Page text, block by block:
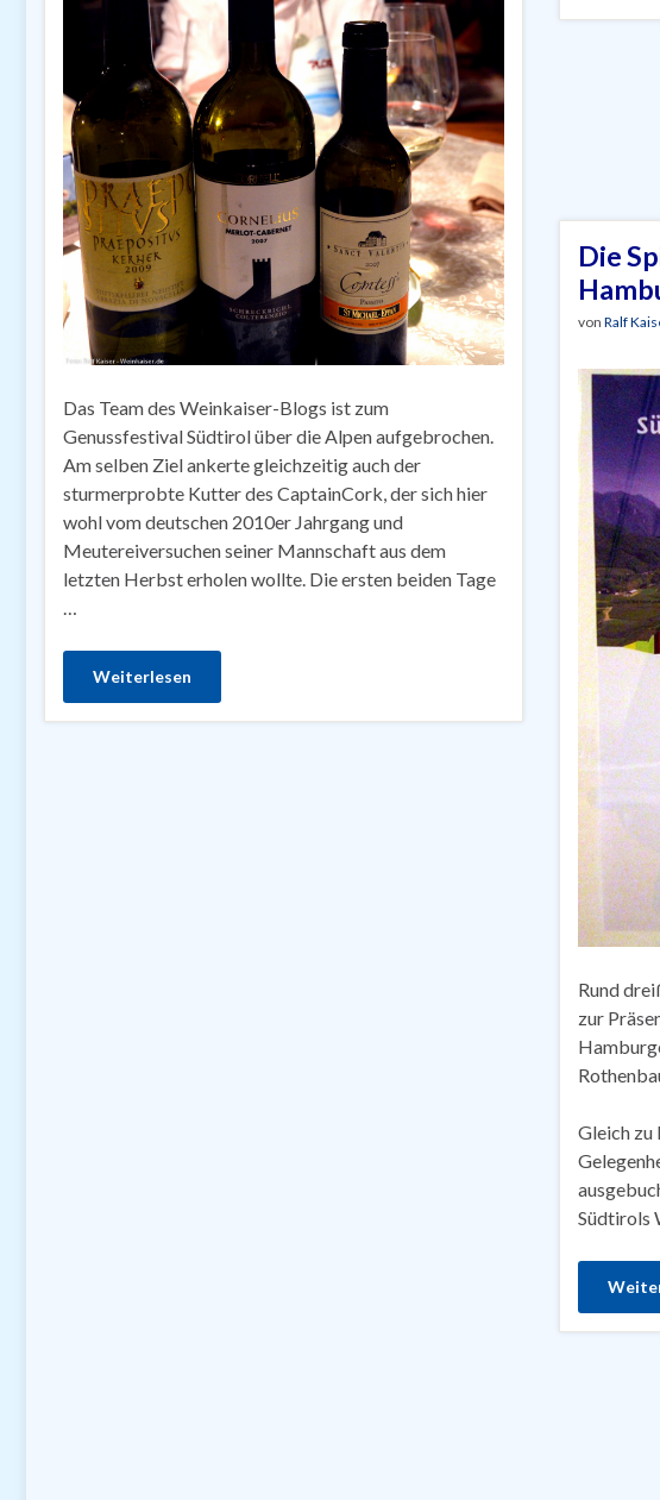
Das Team des Weinkaiser-Blogs ist zum
Genussfestival Südtirol über die Alpen aufgebrochen.
Am selben Ziel ankerte gleichzeitig auch der
sturmerprobte Kutter des CaptainCork, der sich hier
wohl vom deutschen 2010er Jahrgang und
Meutereiversuchen seiner Mannschaft aus dem
letzten Herbst erholen wollte. Die ersten beiden Tage
…
Weiterlesen
Die
vonRalf
Rund
zur
Gleich zu
Südtirols